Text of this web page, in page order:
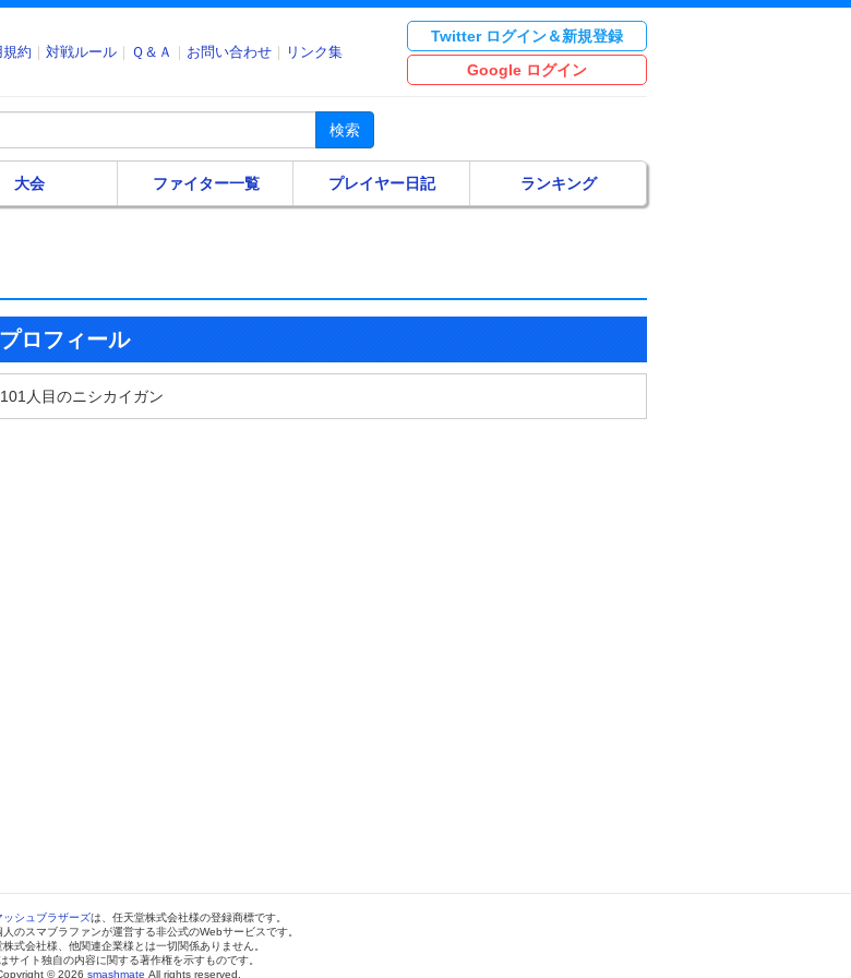
約 対戦ルール Ｑ＆Ａ お問い合わせ リンク集
Twitter ログイン＆新規登録
Google ログイン
検索
大会 ファイター一覧 プレイヤー日記 ランキング
プロフィール
101人目のニシカイガン
ッシュブラザーズは、任天堂株式会社様の登録商標です。
人のスマブラファンが運営する非公式のWebサービスです。
株式会社様、他関連企業様とは一切関係ありません。
サイト独自の内容に関する著作権を示すものです。
© 2026 smashmate All rights reserved.